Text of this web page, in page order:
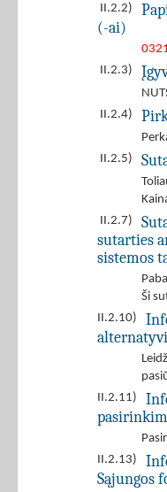
II.2.2)
(-ai)
II.2.3)
II.2.4)
II.2.5)
II.2.7)
sutarties
sistemos
Ši
II.2.10)
II.2.11)
II.2.13)
Sąjungos